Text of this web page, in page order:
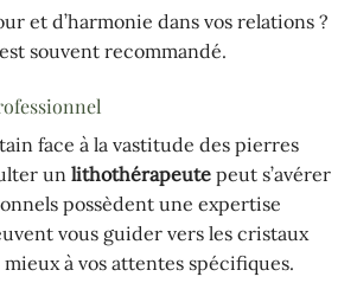
et d’harmonie dans vos relations ?
souvent recommandé.
face à la vastitude des pierres
un lithothérapeute peut s’avérer
possèdent une expertise
vous guider vers les cristaux
à vos attentes spécifiques.